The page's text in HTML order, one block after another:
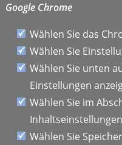
Google Chrome
Wählen Sie das
Wählen Sie
Wählen Sie unten
Einstellungen
Wählen Sie im
Wählen Sie